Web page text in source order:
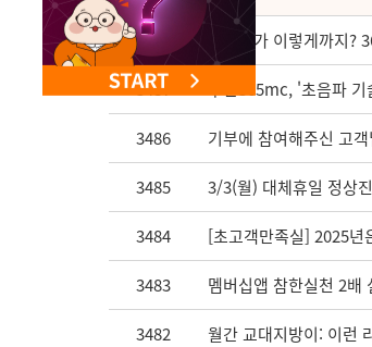
3488 성공기가 이렇게까지?
3487 부산365mc, '초음파 기
3486 기부에 참여해주신 고
3485 3/3(월) 대체휴일 정상
3484 [초고객만족실] 2025년
3483 멤버십앱 참한실천 2배
3482 월간 교대지방이: 이런